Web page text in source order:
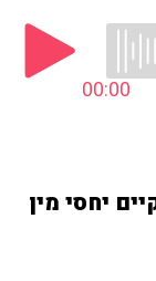
00:00
יחסי מין